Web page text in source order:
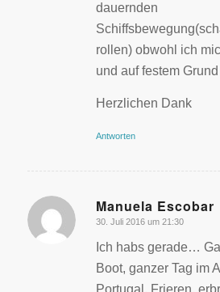
dauernden
rollen) obwohl ich
und auf festem
Herzlichen Dank
Antworten
Manuela Escobar
sagte:
30. Juli 2016 um 21:30
Ich habs gerade…
Boot, ganzer Tag im